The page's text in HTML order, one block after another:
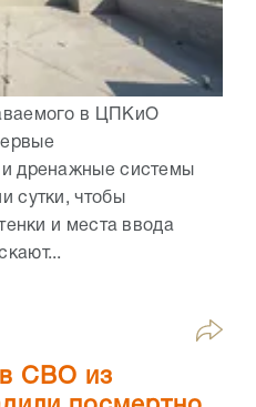
в ЦПКиО
дренажные системы
сутки, чтобы
и места ввода
СВО из